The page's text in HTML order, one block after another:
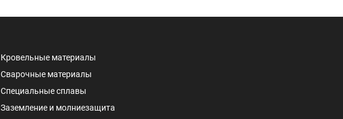
Кровельные материалы
Сварочные материалы
Специальные сплавы
Заземление и молниезащита